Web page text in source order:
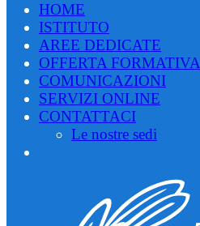
HOME
ISTITUTO
AREE DEDICATE
OFFERTA FORMATIVA
COMUNICAZIONI
SERVIZI ONLINE
CONTATTACI
Le nostre sedi